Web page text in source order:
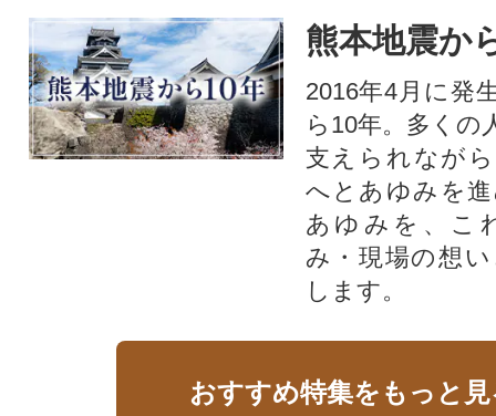
熊本地震か
2016年4月に発
ら10年。多くの
支えられなが
へとあゆみを
あゆみを、こ
み・現場の想
します。
おすすめ特集をもっと